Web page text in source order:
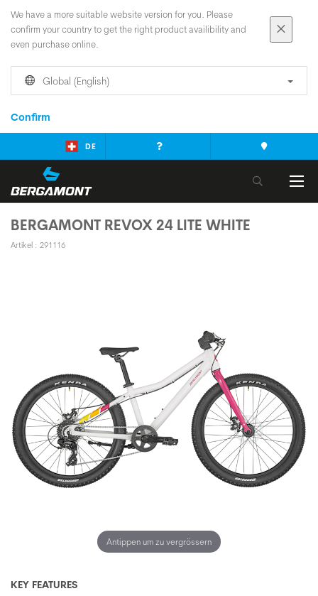
We have a more suitable website version for you. Please
confirm your country to get the right product availibility and
even purchase online.
Global (English)
Confirm
DE
BERGAMONT REVOX 24 LITE WHITE
Artikel : 291116
Antippen um zu vergrössern
KEY FEATURES